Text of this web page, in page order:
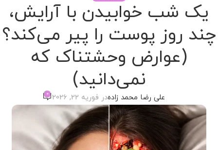
یک شب خوابیدن با آرایش،
چند روز پوست را پیر می‌کند؟
(عوارض وحشتناک که
نمی‌دانید)
علی رضا محمد زادهدر فوریه 22, 2026 0